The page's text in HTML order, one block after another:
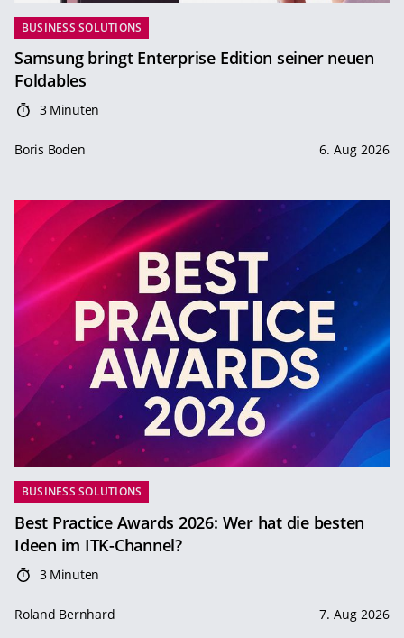
BUSINESS SOLUTIONS
Samsung bringt Enterprise Edition seiner neuen
Foldables
3 Minuten
Boris Boden 6. Aug 2026
BUSINESS SOLUTIONS
Best Practice Awards 2026: Wer hat die besten
Ideen im ITK-Channel?
3 Minuten
Roland Bernhard 7. Aug 2026